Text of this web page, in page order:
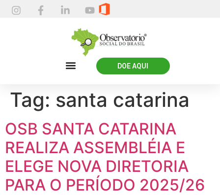
DOE AQUI
Tag: santa catarina
OSB SANTA CATARINA
REALIZA ASSEMBLÉIA E
ELEGE NOVA DIRETORIA
PARA O PERÍODO 2025/26